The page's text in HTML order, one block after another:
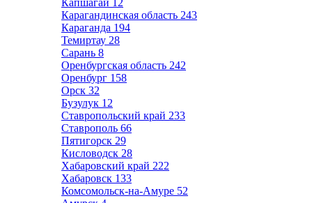
Капшагай 12
Карагандинская область 243
Караганда 194
Темиртау 28
Сарань 8
Оренбургская область 242
Оренбург 158
Орск 32
Бузулук 12
Ставропольский край 233
Ставрополь 66
Пятигорск 29
Кисловодск 28
Хабаровский край 222
Хабаровск 133
Комсомольск-на-Амуре 52